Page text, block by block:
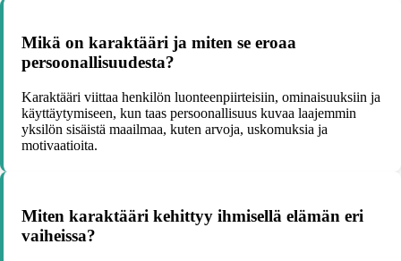
Mikä on karaktääri ja miten se eroaa
persoonallisuudesta?
Karaktääri viittaa henkilön luonteenpiirteisiin, ominaisuuksiin ja
käyttäytymiseen, kun taas persoonallisuus kuvaa laajemmin
yksilön sisäistä maailmaa, kuten arvoja, uskomuksia ja
motivaatioita.
Miten karaktääri kehittyy ihmisellä elämän eri
vaiheissa?